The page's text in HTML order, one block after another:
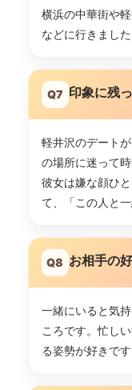
横浜の中華街や
などに行きました
Q7 印象に残
軽井沢のデート
の場所に迷って
彼女は嫌な顔ひ
て、「この人と
Q8 お相手の
一緒にいると気
ころです。忙し
る姿勢が好きです